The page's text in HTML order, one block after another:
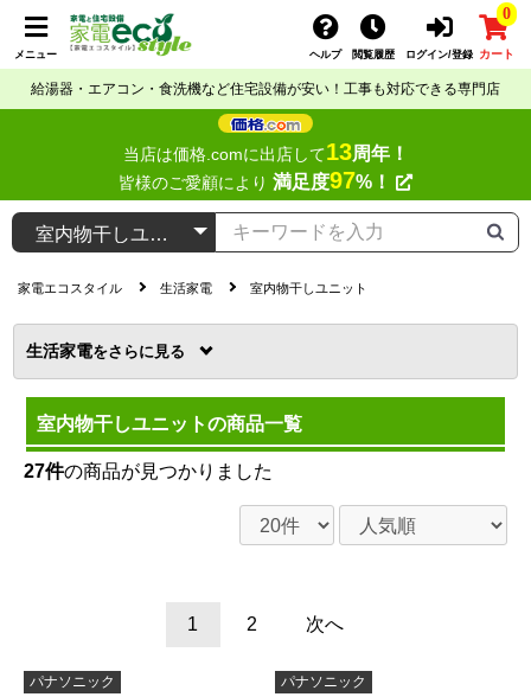
メニュー ヘルプ 閲覧履歴 ログイン/登録
0
カート
給湯器・エアコン・食洗機など住宅設備が安い！工事も対応できる専門店
当店は価格.comに出店して13周年！
皆様のご愛顧により 満足度97%！
家電エコスタイル 生活家電 室内物干しユニット
生活家電を
室内物干しユニットの商品一覧
27件の商品が見つかりました
1 2 次へ
パナソニック
パナソニック